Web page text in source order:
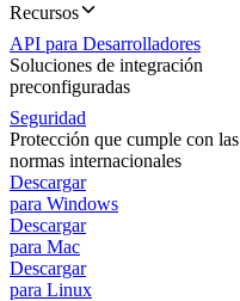
Recursos
API para Desarrolladores
Soluciones de integración
preconfiguradas
Seguridad
Protección que cumple con las
normas internacionales
Descargar
para Windows
Descargar
para Mac
Descargar
para Linux